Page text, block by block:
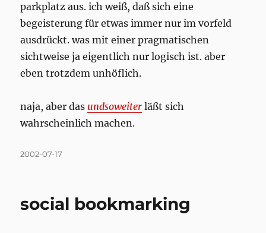
parkplatz aus. ich weiß, daß sich eine
begeisterung für etwas immer nur im vorfeld
ausdrückt. was mit einer pragmatischen
sichtweise ja eigentlich nur logisch ist. aber
eben trotzdem unhöflich.
naja, aber das undsoweiter läßt sich
wahrscheinlich machen.
Posted
2002-07-17
social bookmarking